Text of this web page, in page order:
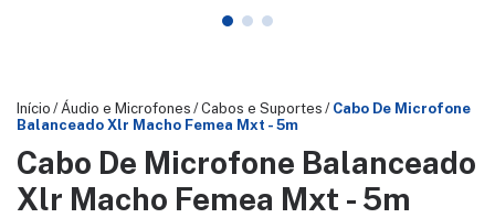
Início /Áudio e Microfones /Cabos e Suportes / Cabo De Microfone
Balanceado Xlr Macho Femea Mxt - 5m
Cabo De Microfone Balanceado
Xlr Macho Femea Mxt - 5m